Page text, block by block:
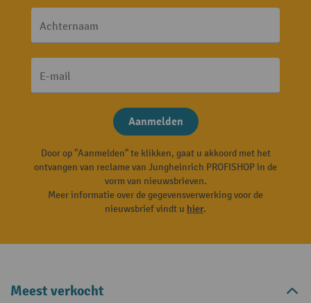
Achternaam
E-mail
Aanmelden
Door op "Aanmelden" te klikken, gaat u akkoord met het
ontvangen van reclame van Jungheinrich PROFISHOP in de
vorm van nieuwsbrieven.
Meer informatie over de gegevensverwerking voor de
nieuwsbrief vindt u hier.
Meest verkocht